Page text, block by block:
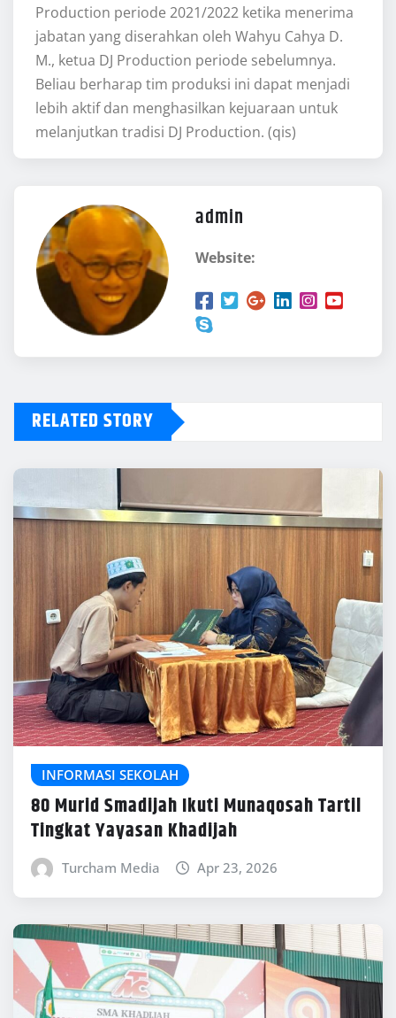
Production periode 2021/2022 ketika menerima
jabatan yang diserahkan oleh Wahyu Cahya D.
M., ketua DJ Production periode sebelumnya.
Beliau berharap tim produksi ini dapat menjadi
lebih aktif dan menghasilkan kejuaraan untuk
melanjutkan tradisi DJ Production. (qis)
admin
Website:
RELATED STORY
INFORMASI SEKOLAH
80 Murid Smadijah Ikuti Munaqosah Tartil
Tingkat Yayasan Khadijah
Turcham Media Apr 23, 2026